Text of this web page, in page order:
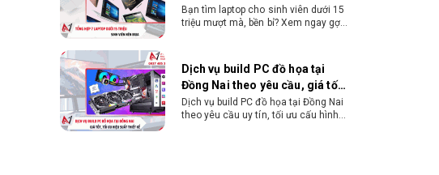
Điều
chỉnh
nghiêng
+23° ~ -5°
Xoay
dọc
+90° ~ -90°
Bạn tìm laptop cho sinh viên dưới 15
triệu mượt mà, bền bỉ? Xem ngay gợi
Dịch vụ build PC đồ họa tại
Đồng Nai theo yêu cầu, giá tốt,
uy tín
Dịch vụ build PC đồ họa tại Đồng Nai
theo yêu cầu uy tín, tối ưu cấu hình